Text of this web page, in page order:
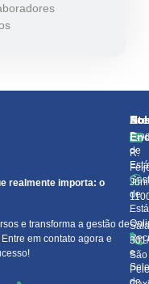
realmente importa: o
e transforma a gestão de
em contato agora e
de
de
e
R.
–
São